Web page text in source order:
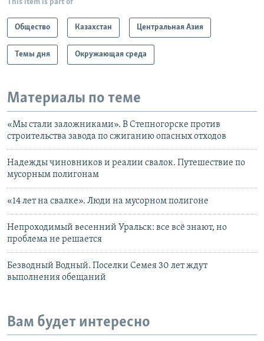
This item is part of
Общество Казахстан Центральная Азия
Темы дня Окружающая среда
Материалы по теме
«Мы стали заложниками». В Степногорске против
строительства завода по сжиганию опасных отходов
Надежды чиновников и реалии свалок. Путешествие по
мусорным полигонам
«14 лет на свалке». Люди на мусорном полигоне
Непроходимый весенний Уральск: все всё знают, но
проблема не решается
Безводный Водный. Поселки Семея 30 лет ждут
выполнения обещаний
Вам будет интересно